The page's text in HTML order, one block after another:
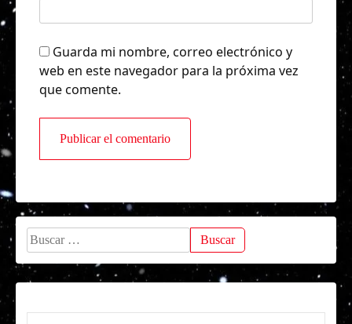
Guarda mi nombre, correo electrónico y
web en este navegador para la próxima vez
que comente.
Buscar: